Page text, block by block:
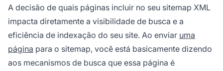
A decisão de quais páginas incluir no seu sitemap XML
impacta diretamente a visibilidade de busca e a
eficiência de indexação do seu site. Ao enviar uma
página para o sitemap, você está basicamente dizendo
aos mecanismos de busca que essa página é